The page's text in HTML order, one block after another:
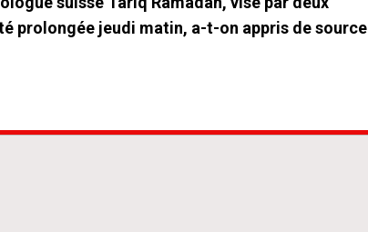
prolongée jeudi matin, a-t-on appris de source